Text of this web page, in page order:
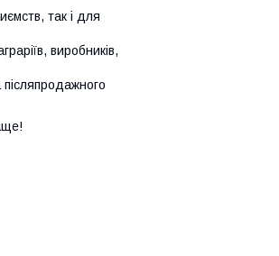
так і для
виробників,